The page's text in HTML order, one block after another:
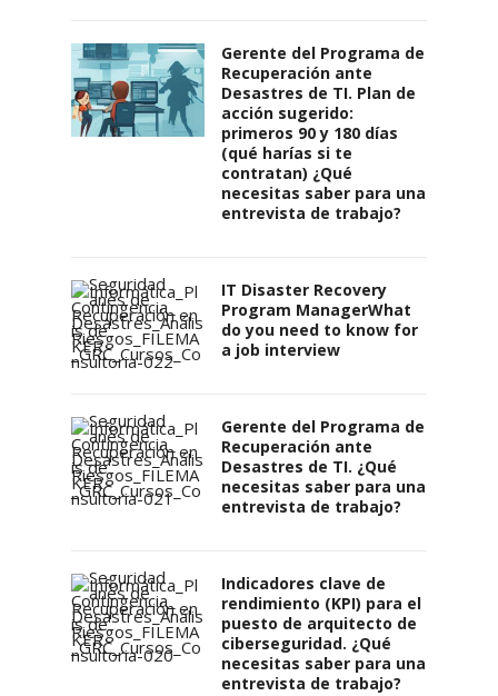
Gerente del Programa de
Recuperación ante
Desastres de TI. Plan de
acción sugerido:
primeros 90 y 180 días
(qué harías si te
contratan) ¿Qué
necesitas saber para una
entrevista de trabajo?
IT Disaster Recovery
Program ManagerWhat
do you need to know for
a job interview
Gerente del Programa de
Recuperación ante
Desastres de TI. ¿Qué
necesitas saber para una
entrevista de trabajo?
Indicadores clave de
rendimiento (KPI) para el
puesto de arquitecto de
ciberseguridad. ¿Qué
necesitas saber para una
entrevista de trabajo?